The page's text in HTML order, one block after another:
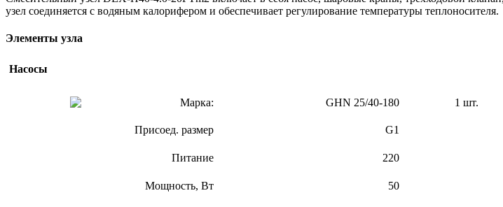
узел соединяется с водяным калорифером и обеспечивает регулирование температуры теплоносителя.
Элементы узла
Насосы
Марка: GHN 25/40-180 1 шт.
Присоед. размер G1
Питание 220
Мощность, Вт 50